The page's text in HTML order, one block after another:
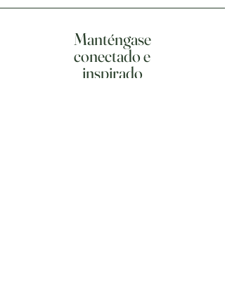
Manténgase
conectado e
inspirado